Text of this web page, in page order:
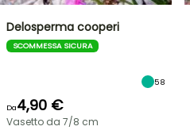
Delosperma cooperi
SCOMMESSA SICURA
58
Da4,90 €
Vasetto da 7/8 cm